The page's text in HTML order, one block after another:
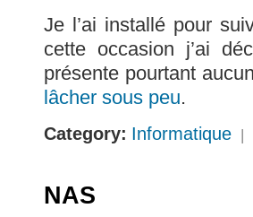
Je l’ai installé pour
cette occasion j’ai
présente pourtant
lâcher sous peu.
Category: Informatique |
NAS